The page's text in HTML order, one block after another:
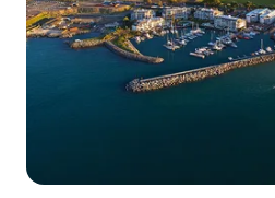
La nostra organizzazione
Carriera